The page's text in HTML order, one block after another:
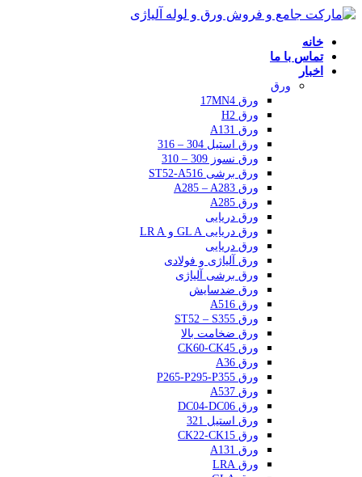
خانه
تماس با ما
اخبار
ورق
ورق 17MN4
ورق H2
ورق A131
ورق استیل 304 – 316
ورق نسوز 309 – 310
ورق برشی ST52-A516
ورق A285 – A283
ورق A285
ورق دریایی
ورق دریایی GL A و LR A
ورق دریایی
ورق آلیاژی و فولادی
ورق برشی آلیاژی
ورق ضدسایش
ورق A516
ورق ST52 – S355
ورق ضخامت بالا
ورق CK60-CK45
ورق A36
ورق P265-P295-P355
ورق A537
ورق DC04-DC06
ورق استیل 321
ورق CK22-CK15
ورق A131
ورق LRA